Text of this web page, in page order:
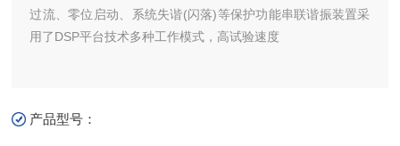
过流、零位启动、系统失谐(闪落)等保护功能串联谐振装置采
用了DSP平台技术多种工作模式，高试验速度
产品型号：